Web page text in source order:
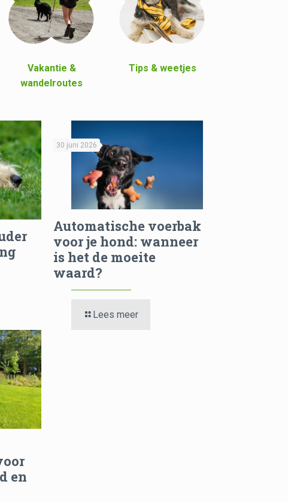
Vakantie &
wandelroutes
Tips & weetjes
30 juni 2026
Automatische voerbak
voor je hond: wanneer
is het de moeite
waard?
Lees meer
en